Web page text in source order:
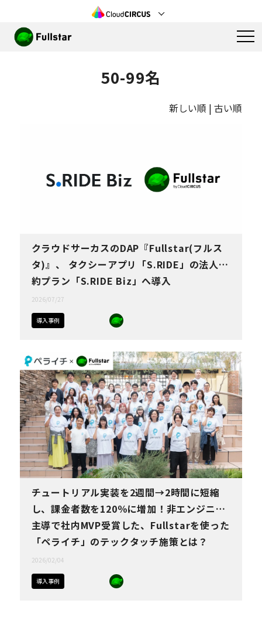
50-99名
新しい順 |古い順
クラウドサーカスのDAP『Fullstar(フルス
タ)』、 タクシーアプリ「S.RIDE」の法人契
約プラン「S.RIDE Biz」へ導入
2026/07/27
導入事例
チュートリアル実装を2週間→2時間に短縮
し、課金者数を120％に増加！非エンジニア
主導で社内MVP受賞した、Fullstarを使った
「ペライチ」のテックタッチ施策とは？
2026/02/04
導入事例